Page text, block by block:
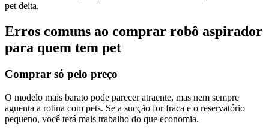
pet deita.
Erros comuns ao comprar robô aspirador
para quem tem pet
Comprar só pelo preço
O modelo mais barato pode parecer atraente, mas nem sempre
aguenta a rotina com pets. Se a sucção for fraca e o reservatório
pequeno, você terá mais trabalho do que economia.